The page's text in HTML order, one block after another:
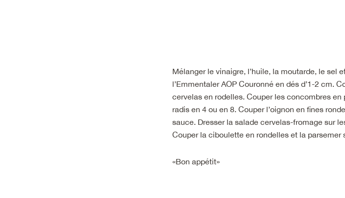
Mélanger le vinaigre, l’huile, la moutarde, le sel
l’Emmentaler AOP Couronné en dés d’1-2 cm.
cervelas en rodelles. Couper les concombres
radis en 4 ou en 8. Couper l’oignon en fines
sauce. Dresser la salade cervelas-fromage sur
Couper la ciboulette en rondelles et la parsemer
«Bon appétit»